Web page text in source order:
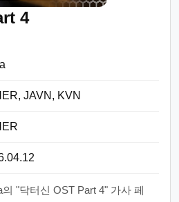
4
JAVN, KVN
의 "닥터신 OST Part 4" 가사 페